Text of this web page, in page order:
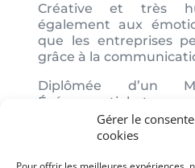
Gérer le
cookies
Créative et très
également aux
que les entreprises
grâce à la
Diplômée d’un
Événementiel et
détentrice d’une
j’userai de mes